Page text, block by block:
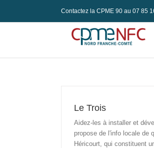
Contactez la CPME 90 au 07 85
Le Trois
Aidez-les à installer et
propose de l'info locale de
Héricourt, qui constituent